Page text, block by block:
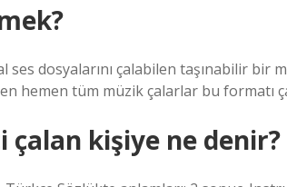
dosyalarını çalabilen taşınabilir bir
hemen tüm müzik çalarlar bu formatı
kişiye ne denir?